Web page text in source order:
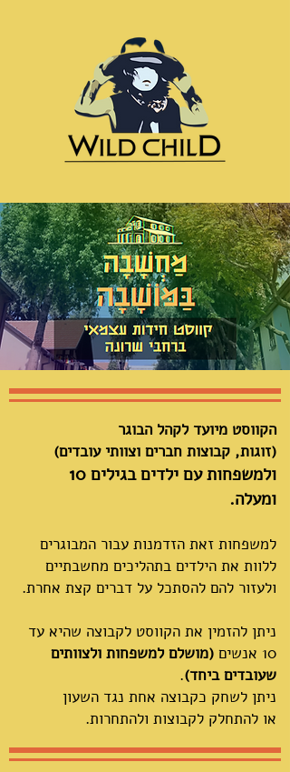
הקווסט מיועד לקהל הבוגר
(זוגות, קבוצות חברים וצוותי עובדים)
ולמשפחות עם ילדים בגילים 10
ומעלה.
למשפחות זאת הזדמנות עבור המבוגרים
ללוות את הילדים בתהליכים מחשבתיים
ולעזור להם להסתכל על דברים קצת אחרת.
ניתן להזמין את הקווסט לקבוצה שהיא עד
10 אנשים
(מושלם למשפחות ולצוותים
שעובדים ביחד).
ניתן לשחק כקבוצה אחת נגד השעון
או להתחלק לקבוצות ולהתחרות.